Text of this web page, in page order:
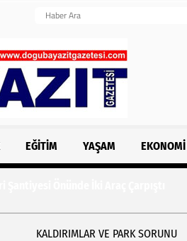
EĞITIM YAŞAM EKONOMI
KALDIRIMLAR VE PARK SORUNU